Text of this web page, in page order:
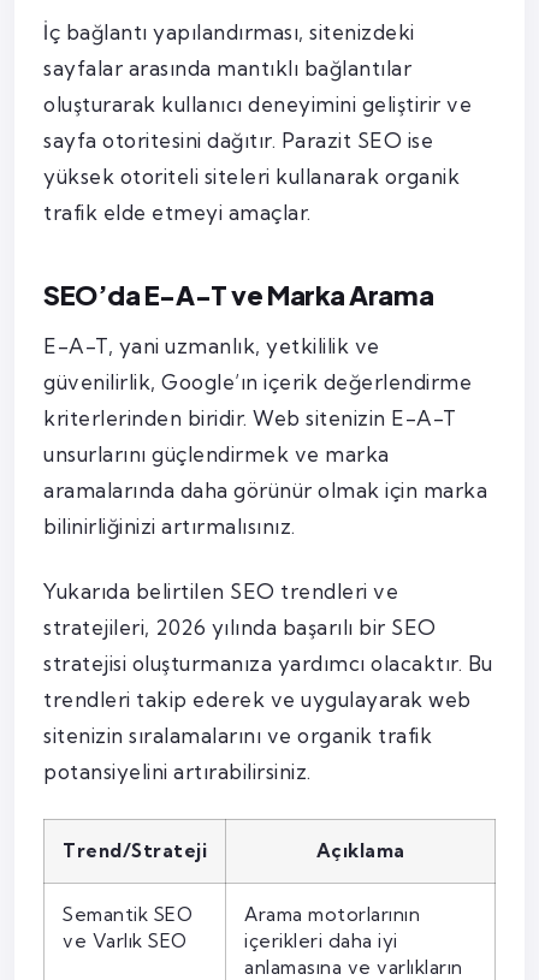
İç bağlantı yapılandırması, sitenizdeki
sayfalar arasında mantıklı bağlantılar
oluşturarak kullanıcı deneyimini geliştirir ve
sayfa otoritesini dağıtır. Parazit SEO ise
yüksek otoriteli siteleri kullanarak organik
trafik elde etmeyi amaçlar.
SEO’da E-A-T ve Marka Arama
E-A-T, yani uzmanlık, yetkililik ve
güvenilirlik, Google’ın içerik değerlendirme
kriterlerinden biridir. Web sitenizin E-A-T
unsurlarını güçlendirmek ve marka
aramalarında daha görünür olmak için marka
bilinirliğinizi artırmalısınız.
Yukarıda belirtilen SEO trendleri ve
stratejileri, 2026 yılında başarılı bir SEO
stratejisi oluşturmanıza yardımcı olacaktır. Bu
trendleri takip ederek ve uygulayarak web
sitenizin sıralamalarını ve organik trafik
potansiyelini artırabilirsiniz.
Trend/Strateji Açıklama
Semantik SEO
ve Varlık SEO
Arama motorlarının
içerikleri daha iyi
anlamasına ve varlıkların